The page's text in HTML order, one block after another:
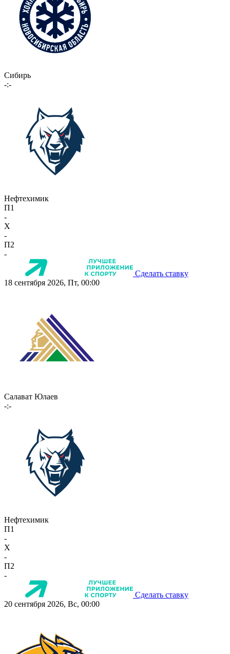
Сибирь
-:-
Нефтехимик
П1
-
X
-
П2
-
Сделать ставку
18 сентября 2026, Пт, 00:00
Салават Юлаев
-:-
Нефтехимик
П1
-
X
-
П2
-
Сделать ставку
20 сентября 2026, Вс, 00:00